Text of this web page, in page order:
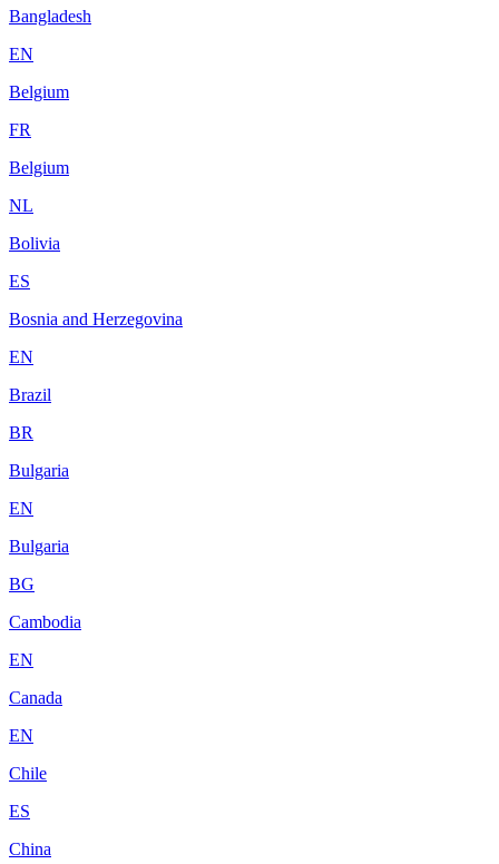
Bangladesh
EN
Belgium
FR
Belgium
NL
Bolivia
ES
Bosnia and Herzegovina
EN
Brazil
BR
Bulgaria
EN
Bulgaria
BG
Cambodia
EN
Canada
EN
Chile
ES
China